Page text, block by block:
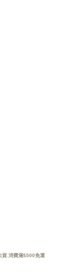
貨.消費滿$500免運